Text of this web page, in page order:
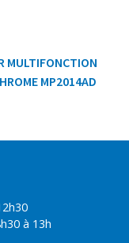
MULTIFONCTION
MP2014AD
à 13h